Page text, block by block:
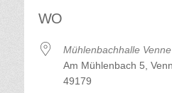
WO
Mühlenbachhalle Venne
Am Mühlenbach 5,
49179